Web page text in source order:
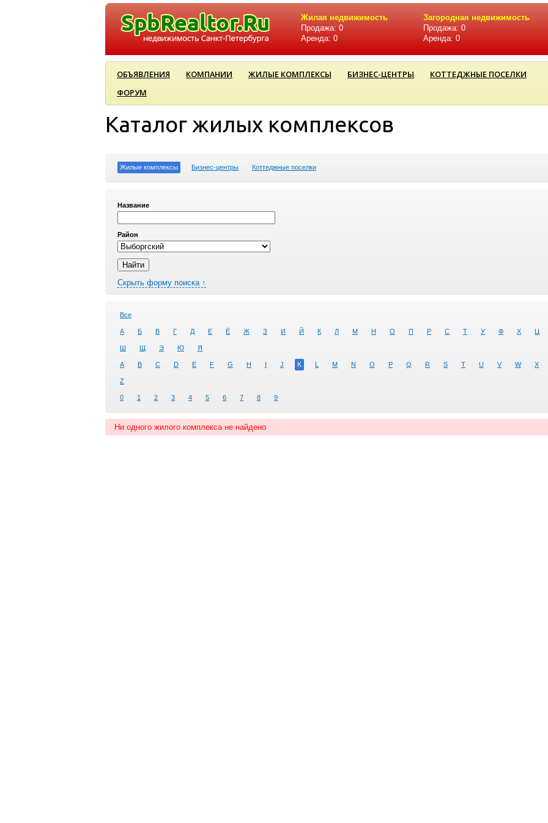
Жилая недвижимость
Продажа: 0
Аренда: 0
Загородная недвижимость
Продажа: 0
Аренда: 0
ОБЪЯВЛЕНИЯ КОМПАНИИ ЖИЛЫЕ КОМПЛЕКСЫ БИЗНЕС-ЦЕНТРЫ
КОТТЕДЖНЫЕ ПОСЕЛКИ
ФОРУМ
Каталог жилых комплексов
Жилые комплексы Бизнес-центры Коттеджные поселки
Название
Район
Скрыть форму поиска ↑
Все
А Б В Г Д Е Ё Ж З И Й К Л М Н О П Р С Т У Ф Х Ц
Ш Щ Э Ю Я
A B C D E F G H I J K L M N O P Q R S T U V W X
Z
0 1 2 3 4 5 6 7 8 9
Ни одного жилого комплекса не найдено